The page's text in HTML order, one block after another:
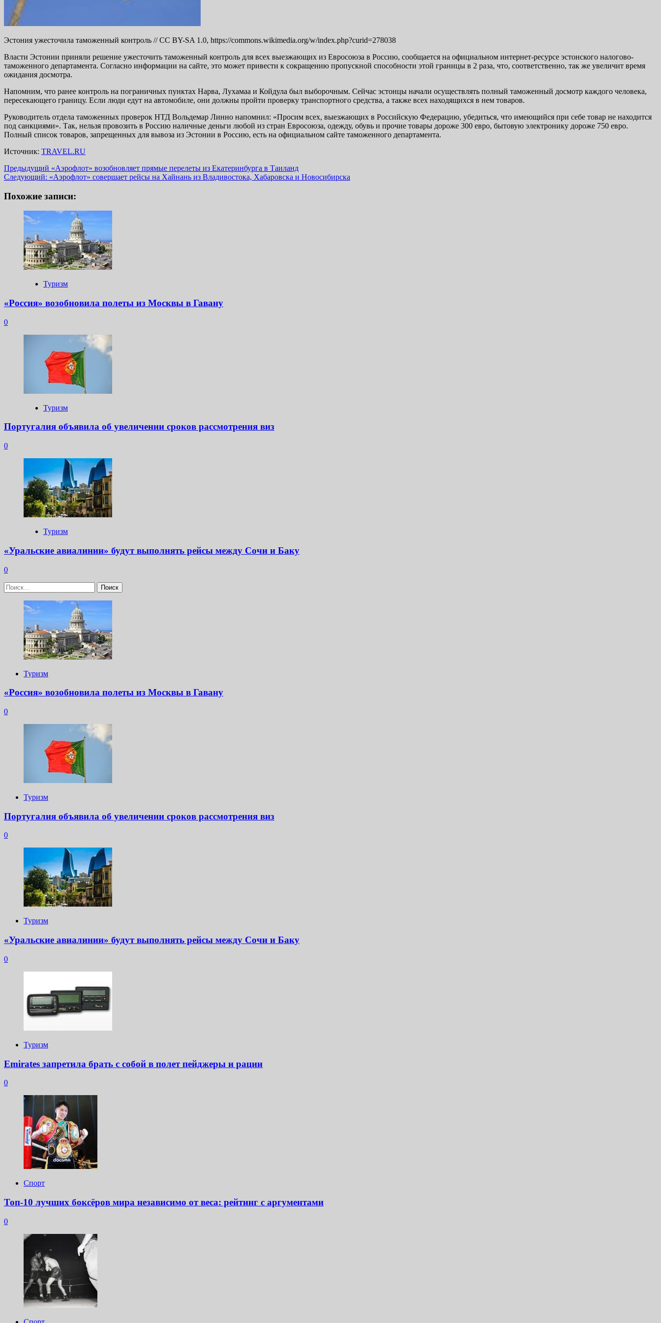
Эстония ужесточила таможенный контроль // CC BY-SA 1.0, https://commons.wikimedia.org/w/index.php?curid=278038
Власти Эстонии приняли решение ужесточить таможенный контроль для всех выезжающих из Евросоюза в Россию, сообщается на официальном интернет-ресурсе эстонского налогово-
таможенного департамента. Согласно информации на сайте, это может привести к сокращению пропускной способности этой границы в 2 раза, что, соответственно, так же увеличит время
ожидания досмотра.
Напомним, что ранее контроль на пограничных пунктах Нарва, Лухамаа и Койдула был выборочным. Сейчас эстонцы начали осуществлять полный таможенный досмотр каждого человека,
пересекающего границу. Если люди едут на автомобиле, они должны пройти проверку транспортного средства, а также всех находящихся в нем товаров.
Руководитель отдела таможенных проверок НТД Вольдемар Линно напомнил: «Просим всех, выезжающих в Российскую Федерацию, убедиться, что имеющийся при себе товар не находится
под санкциями». Так, нельзя провозить в Россию наличные деньги любой из стран Евросоюза, одежду, обувь и прочие товары дороже 300 евро, бытовую электронику дороже 750 евро.
Полный список товаров, запрещенных для вывоза из Эстонии в Россию, есть на официальном сайте таможенного департамента.
Источник: TRAVEL.RU
Навигация
записи
Предыдущий «Аэрофлот» возобновляет прямые перелеты из Екатеринбурга в Таиланд
Следующий: «Аэрофлот» совершает рейсы на Хайнань из Владивостока, Хабаровска и Новосибирска
Похожие записи:
Туризм
«Россия» возобновила полеты из Москвы в Гавану
0
Туризм
Португалия объявила об увеличении сроков рассмотрения виз
0
Туризм
«Уральские авиалинии» будут выполнять рейсы между Сочи и Баку
0
Найти:
Туризм
«Россия» возобновила полеты из Москвы в Гавану
0
Туризм
Португалия объявила об увеличении сроков рассмотрения виз
0
Туризм
«Уральские авиалинии» будут выполнять рейсы между Сочи и Баку
0
Туризм
Emirates запретила брать с собой в полет пейджеры и рации
0
Спорт
Топ-10 лучших боксёров мира независимо от веса: рейтинг с аргументами
0